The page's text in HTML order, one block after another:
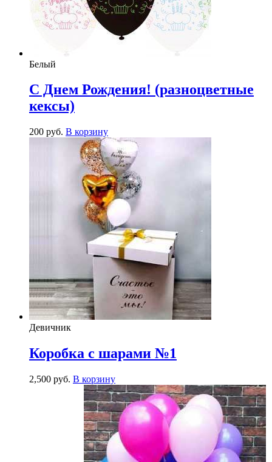
Белый
С Днем Рождения! (разноцветные
кексы)
200 руб. В корзину
Девичник
Коробка с шарами №1
2,500 руб. В корзину